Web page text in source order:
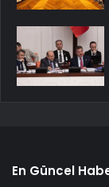
En Güncel